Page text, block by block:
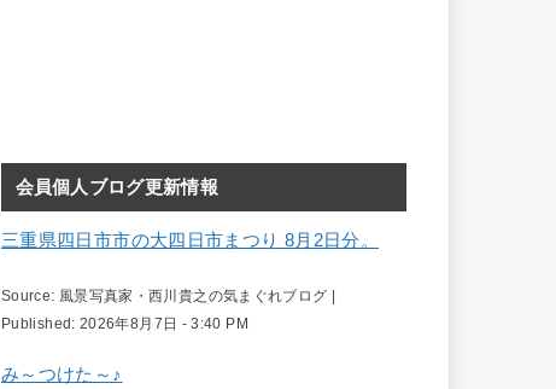
会員個人ブログ更新情報
三重県四日市市の大四日市まつり 8月2日分。
Source: 風景写真家・西川貴之の気まぐれブログ
Published: 2026年8月7日 - 3:40 PM
み～つけた～♪